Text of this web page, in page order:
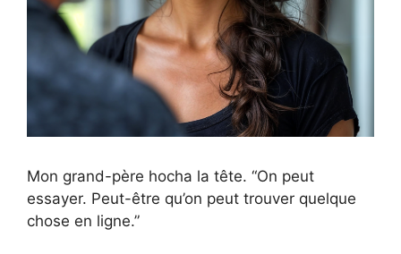
Mon grand-père hocha la tête. “On peut
essayer. Peut-être qu’on peut trouver quelque
chose en ligne.”